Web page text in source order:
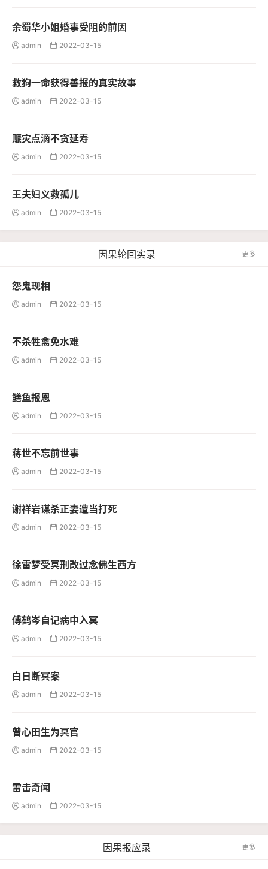
余蜀华小姐婚事受阻的前因
 admin  2022-03-15
救狗一命获得善报的真实故事
 admin  2022-03-15
赈灾点滴不贪延寿
 admin  2022-03-15
王夫妇义救孤儿
 admin  2022-03-15
因果轮回实录 更多
怨鬼现相
 admin  2022-03-15
不杀牲禽免水难
 admin  2022-03-15
鳝鱼报恩
 admin  2022-03-15
蒋世不忘前世事
 admin  2022-03-15
谢祥岩谋杀正妻遭当打死
 admin  2022-03-15
徐雷梦受冥刑改过念佛生西方
 admin  2022-03-15
傅鹤岑自记病中入冥
 admin  2022-03-15
白日断冥案
 admin  2022-03-15
曾心田生为冥官
 admin  2022-03-15
雷击奇闻
 admin  2022-03-15
因果报应录 更多